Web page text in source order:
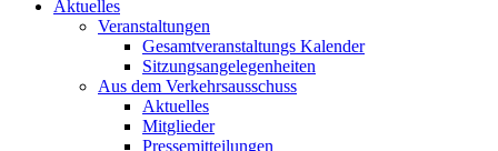
Aktuelles
Veranstaltungen
Gesamtveranstaltungs Kalender
Sitzungsangelegenheiten
Aus dem Verkehrsausschuss
Aktuelles
Mitglieder
Pressemitteilungen